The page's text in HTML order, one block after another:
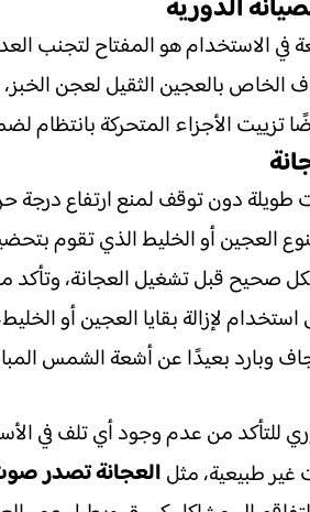
الدورية
في الاستخدام هو المفتاح لتجنب
الخاص بالعجين الثقيل لعجن
تزييت الأجزاء المتحركة بانتظام
طويلة دون توقف لمنع ارتفاع
العجين أو الخليط الذي تقوم
صحيح قبل تشغيل العجانة، وتأكد
لإزالة بقايا العجين أو
وبارد بعيدًا عن أشعة الشمس
من عدم وجود أي تلف في
غير طبيعية، مثلالعجانة تصدر